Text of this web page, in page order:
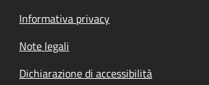
Informativa privacy
Note legali
Dichiarazione di accessibilità